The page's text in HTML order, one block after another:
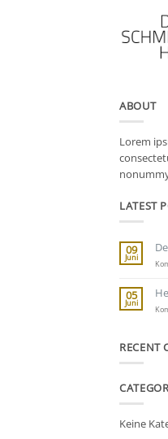
ABOUT
Lorem
LATEST
09
Juni
05
Juni
RECENT
Keine